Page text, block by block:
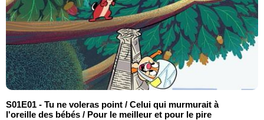
S01E01 - Tu ne voleras point / Celui qui murmurait à
l'oreille des bébés / Pour le meilleur et pour le pire